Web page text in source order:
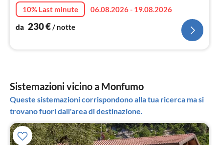
10% Last minute
06.08.2026 - 19.08.2026
da 230€/ notte
Sistemazioni vicino a Monfumo
Queste sistemazioni corrispondono alla tua ricerca ma si
trovano fuori dall'area di destinazione.